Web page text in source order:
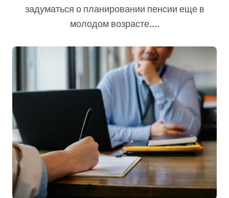
задуматься о планировании пенсии еще в
молодом возрасте....